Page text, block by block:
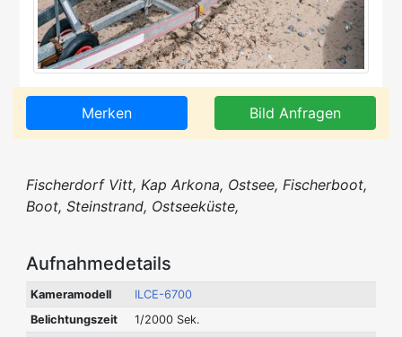
Merken Bild Anfragen
Fischerdorf Vitt, Kap Arkona, Ostsee, Fischerboot,
Boot, Steinstrand, Ostseeküste,
Aufnahmedetails
Kameramodell
ILCE-6700
Belichtungszeit
1/2000 Sek.